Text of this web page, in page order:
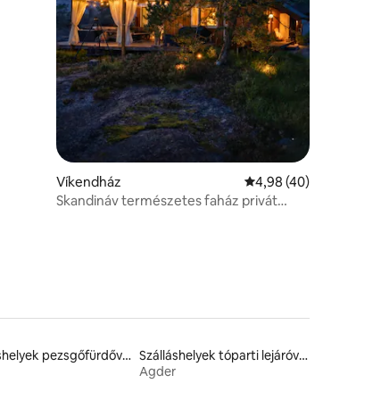
Víkendház Átlagos értékelés: 5/
4,98 (40)
Skandináv természetes faház privát
Szálláshelyek pezsgőfürdővel
Szálláshelyek tóparti lejáróval
Agder